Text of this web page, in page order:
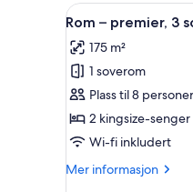
seng
Pool)
Åpne
alle
bildene
av
Rom
–
premier,
soverom
7
Rom – premier, 3
175 m²
1 soverom
Plass til 8 personer
2 kingsize-
Wi-fi inkludert
Mer informasjon
Mer